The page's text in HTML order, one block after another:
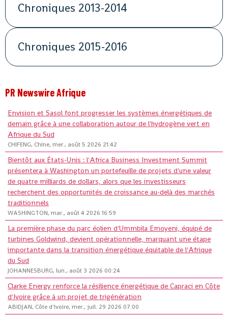
Chroniques 2013-2014
Chroniques 2015-2016
PR Newswire Afrique
Envision et Sasol font progresser les systèmes énergétiques de
demain grâce à une collaboration autour de l'hydrogène vert en
Afrique du Sud
CHIFENG, Chine, mer., août 5 2026 21:42
Bientôt aux États-Unis : l'Africa Business Investment Summit
présentera à Washington un portefeuille de projets d'une valeur
de quatre milliards de dollars, alors que les investisseurs
recherchent des opportunités de croissance au-delà des marchés
traditionnels
WASHINGTON, mar., août 4 2026 16:59
La première phase du parc éolien d'Ummbila Emoyeni, équipé de
turbines Goldwind, devient opérationnelle, marquant une étape
importante dans la transition énergétique équitable de l'Afrique
du Sud
JOHANNESBURG, lun., août 3 2026 00:24
Clarke Energy renforce la résilience énergétique de Capraci en Côte
d'Ivoire grâce à un projet de trigénération
ABIDJAN, Côte d'Ivoire, mer., juil. 29 2026 07:00